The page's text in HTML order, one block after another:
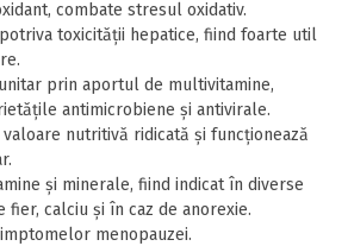
combate stresul oxidativ.
toxicității hepatice, fiind foarte util
prin aportul de multivitamine,
antimicrobiene și antivirale.
nutritivă ridicată și funcționează
și minerale, fiind indicat în diverse
fier, calciu și în caz de anorexie.
menopauzei.